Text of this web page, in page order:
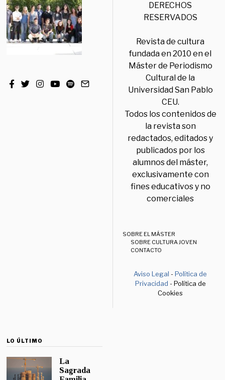
DERECHOS
RESERVADOS
Revista de cultura
fundada en 2010 en el
Máster de Periodismo
Cultural de la
Universidad San Pablo
CEU.
Todos los contenidos de
la revista son
redactados, editados y
publicados por los
alumnos del máster,
exclusivamente con
fines educativos y no
comerciales
SOBRE EL MÁSTER
SOBRE CULTURA JOVEN
CONTACTO
Aviso Legal -Política de
Privacidad - Política de
Cookies
LO ÚLTIMO
La
Sagrada